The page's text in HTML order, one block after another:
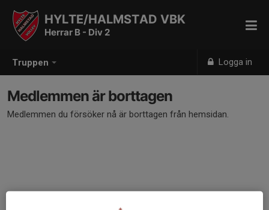
Truppen Logga in
HYLTE/HALMSTAD VBK
Herrar B - Div 2
Medlemmen är borttagen
Medlemmen du försöker nå är borttagen från hemsidan.